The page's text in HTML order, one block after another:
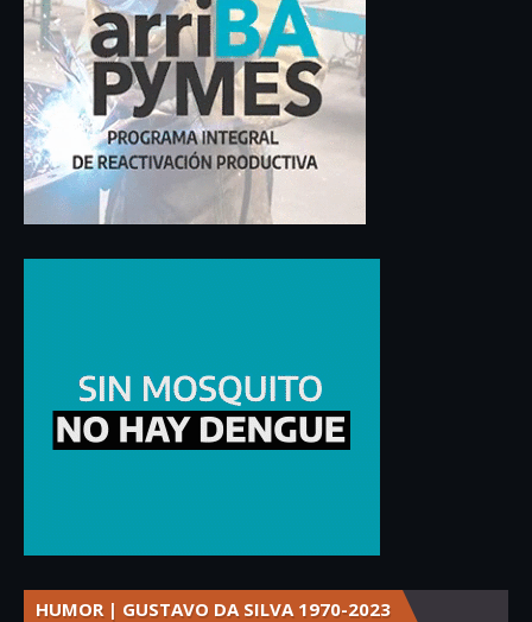
HUMOR | GUSTAVO DA SILVA 1970-2023